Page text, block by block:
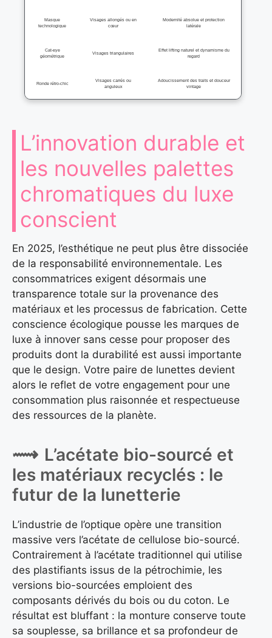
Masque
technologique
Visages allongés ou en
cœur
Modernité absolue et protection
latérale
Cat-eye
géométrique
Visages triangulaires
Effet lifting naturel et dynamisme du
regard
Ronde rétro-chic
Visages carrés ou
anguleux
Adoucissement des traits et douceur
vintage
L’innovation durable et
les nouvelles palettes
chromatiques du luxe
conscient
En 2025, l’esthétique ne peut plus être dissociée
de la responsabilité environnementale. Les
consommatrices exigent désormais une
transparence totale sur la provenance des
matériaux et les processus de fabrication. Cette
conscience écologique pousse les marques de
luxe à innover sans cesse pour proposer des
produits dont la durabilité est aussi importante
que le design. Votre paire de lunettes devient
alors le reflet de votre engagement pour une
consommation plus raisonnée et respectueuse
des ressources de la planète.
L’acétate bio-sourcé et
les matériaux recyclés : le
futur de la lunetterie
L’industrie de l’optique opère une transition
massive vers l’acétate de cellulose bio-sourcé.
Contrairement à l’acétate traditionnel qui utilise
des plastifiants issus de la pétrochimie, les
versions bio-sourcées emploient des
composants dérivés du bois ou du coton. Le
résultat est bluffant : la monture conserve toute
sa souplesse, sa brillance et sa profondeur de